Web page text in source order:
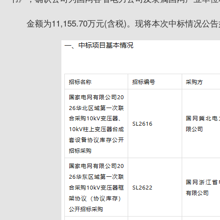
金额为11,155.70万元(含税)。现将本次中标情况公